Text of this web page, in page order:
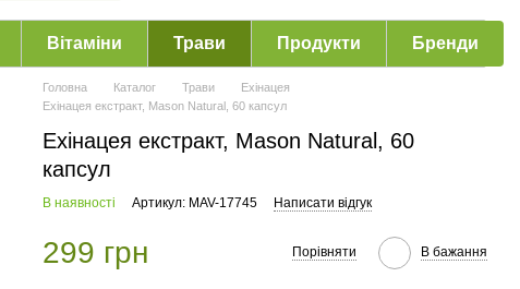
Вітаміни Трави Продукти Бренди
Головна Каталог Трави
Ехінацея
Ехінацея екстракт, Mason Natural, 60 капсул
Ехінацея екстракт, Mason Natural, 60
капсул
В наявності Артикул: MAV-17745 Написати відгук
299 грн Порівняти В бажання